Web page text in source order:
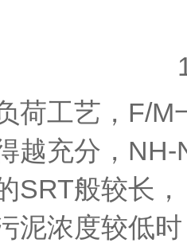
荷工艺，F/M
越充分，
SRT般较长
泥浓度较低